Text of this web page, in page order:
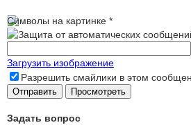
Символы на картинке *
Загрузить изображение
Разрешить смайлики в этом
Задать вопрос